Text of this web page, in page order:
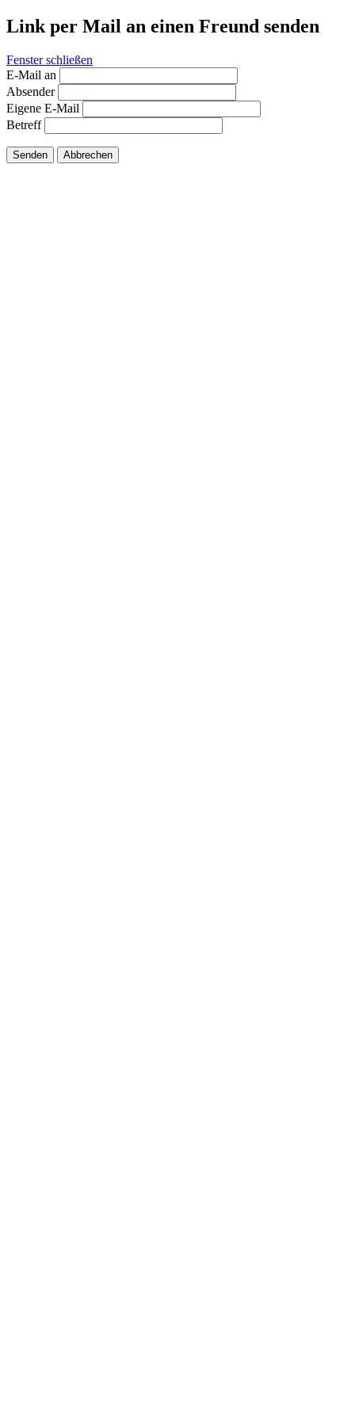
Link per Mail an einen Freund senden
Fenster schließen
E-Mail an
Absender
Eigene E-Mail
Betreff
Senden Abbrechen